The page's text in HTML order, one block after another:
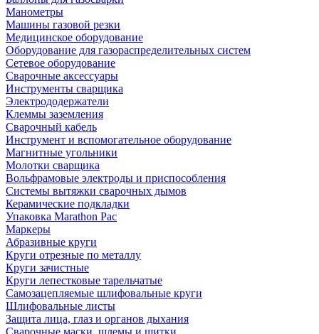
Манометры
Машины газовой резки
Медицинское оборудование
Оборудование для газораспределительных систем
Сетевое оборудование
Сварочные аксессуары
Инструменты сварщика
Электрододержатели
Клеммы заземления
Сварочный кабель
Инструмент и вспомогательное оборудование
Магнитные угольники
Молотки сварщика
Вольфрамовые электроды и приспособления
Системы вытяжки сварочных дымов
Керамические подкладки
Упаковка Marathon Pac
Маркеры
Абразивные круги
Круги отрезные по металлу
Круги зачистные
Круги лепестковые тарельчатые
Самозацепляемые шлифовальные круги
Шлифовальные листы
Защита лица, глаз и органов дыхания
Сварочные маски, шлемы и щитки